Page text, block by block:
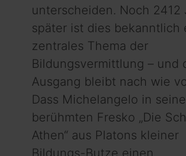
unterscheiden. Noch 2412
später ist dies bekanntlich
zentrales Thema der
Bildungsvermittlung – und
Ausgang bleibt nach wie
Dass Michelangelo in
berühmten Fresko „Die
Athen“ aus Platons kleiner
Bildungs-Butze einen